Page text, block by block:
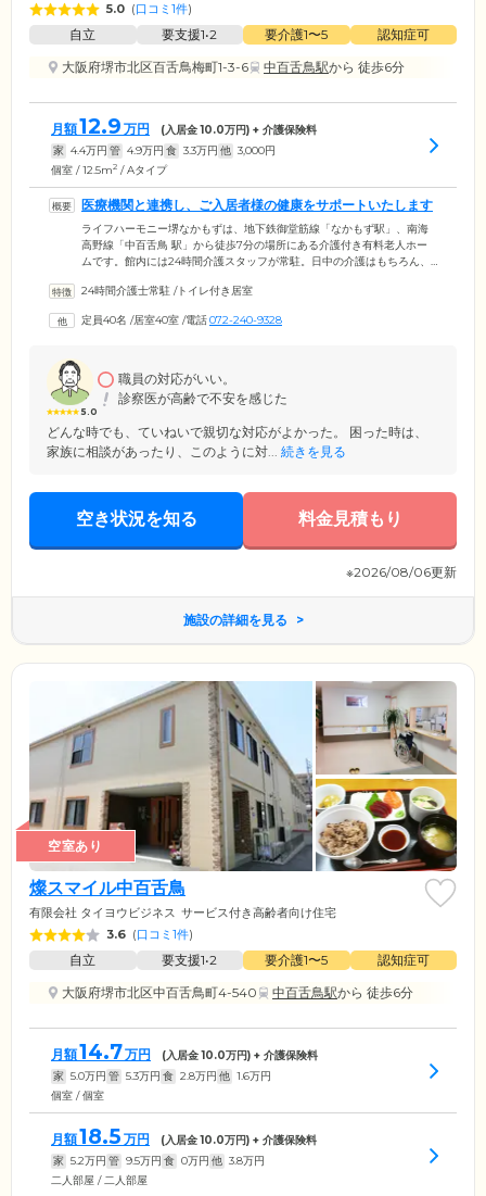
5.0 (口コミ1件)
自立 要支援1•2 要介護1〜5
認知症可
大阪府堺市北区百舌鳥梅町1-3-6
中百舌鳥駅から 徒歩6分
月額12.9 万円 (入居金10.0万円) + 介護保険料
家 4.4万円 管 4.9万円 食 3.3万円 他 3,000円
個室 / 12.5m2 / Aタイプ
医療機関と連携し、ご入居者様の健康をサポートいたします
ライフハーモニー堺なかもずは、地下鉄御堂筋線「なかもず駅」、南海
高野線「中百舌鳥 駅」から徒歩7分の場所にある介護付き有料老人ホー
ムです。館内には24時間介護スタッフが常駐。日中の介護はもちろん、
します。さらに、常駐する看護師が服薬管理やリハビリ、健康相談、バ
理をサポートします。また、地域の「いずみクリニック」などとの提携
24時間介護士常駐 /トイレ付き居室
定員40名 /居室40室 /電話072-240-9328
5.0
職員の対応がいい。
診察医が高齢で不安を感じた
どんな時でも、ていねいで親切な対応がよかった。 困った時は、
家族に相談があったり、このように対... 続きを見る
空き状況を知る 料金見積もり
※2026/08/06更新
施設の詳細を見る
空室あり
燦スマイル中百舌鳥
有限会社 タイヨウビジネス サービス付き高齢者向け住宅
3.6 (口コミ1件)
自立 要支援1•2 要介護1〜5
認知症可
大阪府堺市北区中百舌鳥町4-540
中百舌鳥駅から 徒歩6分
月額14.7万円 (入居金10.0万円) + 介護保険料
家 5.0万円 管 5.3万円 食 2.8万円 他 1.6万円
個室 / 個室
月額18.5 万円 (入居金10.0万円) + 介護保険料
家 5.2万円 管 9.5万円 食 0万円 他 3.8万円
二人部屋 / 二人部屋